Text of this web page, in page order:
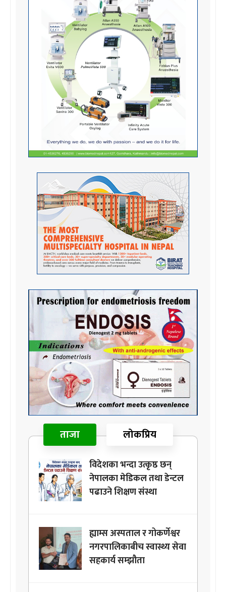
ताजा लोकप्रिय
विदेशका भन्दा उत्कृष्ठ छन्
नेपालका मेडिकल तथा डेन्टल
पढाउने शिक्षण संस्था
ह्याम्स अस्पताल र गोकर्णेश्वर
नगरपालिकाबीच स्वास्थ्य सेवा
सहकार्य सम्झौता